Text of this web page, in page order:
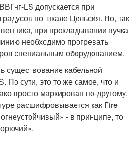
LS допускается при
по шкале Цельсия. Но, так
при прокладывании пучка
необходимо прогревать
специальным оборудованием.
существование кабельной
По сути, это то же самое, что и
просто маркирован по-другому.
расшифровывается как Fire
- в принципе, то